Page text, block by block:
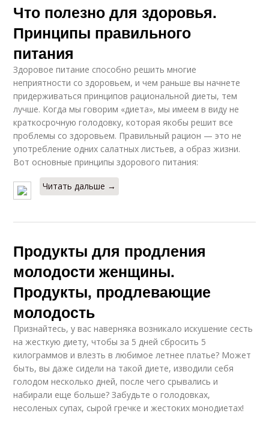
Что полезно для здоровья.
Принципы правильного
питания
Здоровое питание способно решить многие
неприятности со здоровьем, и чем раньше вы начнете
придерживаться принципов рациональной диеты, тем
лучше. Когда мы говорим «диета», мы имеем в виду не
краткосрочную голодовку, которая якобы решит все
проблемы со здоровьем. Правильный рацион — это не
употребление одних салатных листьев, а образ жизни.
Вот основные принципы здорового питания:
Читать дальше →
Продукты для продления
молодости женщины.
Продукты, продлевающие
молодость
Признайтесь, у вас наверняка возникало искушение сесть
на жесткую диету, чтобы за 5 дней сбросить 5
килограммов и влезть в любимое летнее платье? Может
быть, вы даже сидели на такой диете, изводили себя
голодом несколько дней, после чего срывались и
набирали еще больше? Забудьте о голодовках,
несоленых супах, сырой гречке и жестоких монодиетах!